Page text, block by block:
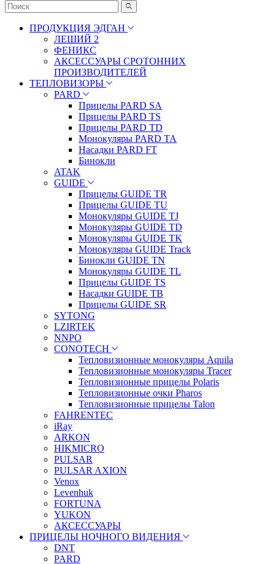
ПРОДУКЦИЯ ЭДГАН
ЛЕШИЙ 2
ФЕНИКС
АКСЕССУАРЫ СРОТОННИХ
ПРОИЗВОДИТЕЛЕЙ
ТЕПЛОВИЗОРЫ
PARD
Прицелы PARD SA
Прицелы PARD TS
Прицелы PARD TD
Монокуляры PARD TA
Насадки PARD FT
Бинокли
ATAK
GUIDE
Прицелы GUIDE TR
Прицелы GUIDE TU
Монокуляры GUIDE TJ
Монокуляры GUIDE TD
Монокуляры GUIDE TK
Монокуляры GUIDE Track
Бинокли GUIDE TN
Монокуляры GUIDE TL
Прицелы GUIDE TS
Насадки GUIDE TB
Прицелы GUIDE SR
SYTONG
LZIRTEK
NNPO
CONOTECH
Тепловизионные монокуляры Aquila
Тепловизионные монокуляры Tracer
Тепловизионные прицелы Polaris
Тепловизионные очки Pharos
Тепловизионные прицелы Talon
FAHRENTEC
iRay
ARKON
HIKMICRO
PULSAR
PULSAR AXION
Venox
Levenhuk
FORTUNA
YUKON
АКСЕССУАРЫ
ПРИЦЕЛЫ НОЧНОГО ВИДЕНИЯ
DNT
PARD